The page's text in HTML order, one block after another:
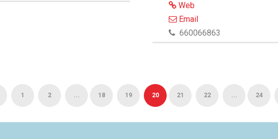
Web
Email
660066863
1 2 ... 18 19 20 21 22 ... 24